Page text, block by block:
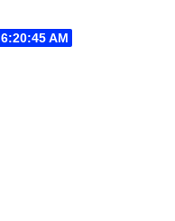
6:20:45 AM